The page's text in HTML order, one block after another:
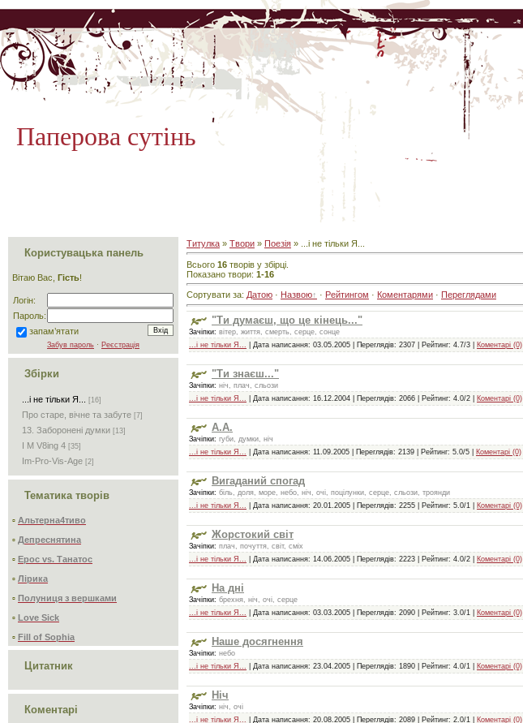
Паперова сутінь
Користувацька панель
Вітаю Вас, Гість!
Логін:
Пароль:
запам’ятати
Забув пароль · Реєстрація
Збірки
...і не тільки Я... [16]
Про старе, вічне та забуте [7]
13. Заборонені думки [13]
I M V8ing 4 [35]
Im-Pro-Vis-Age [2]
Тематика творів
▫ Альтерна4тивo
▫ Депреснятина
▫ Ерос vs. Танатос
▫ Лірика
▫ Полуниця з вершками
▫ Love Sick
▫ Fill of Sophia
Цитатник
Коментарі
Титулка » Твори » Поезія » ...і не тільки Я...
Всього 16 творів у збірці.
Показано твори: 1-16
Сортувати за: Датою · Назвою · Рейтингом · Коментарями · Переглядами
"Ти думаєш, що це кінець..."
Зачіпки: вітер, життя, смерть, серце, сонце
...і не тільки Я...
| Дата написання: 03.05.2005 | Переглядів: 2307 | Рейтинг: 4.7/3 | Коментарі (0)
"Ти знаєш..."
Зачіпки: ніч, плач, сльози
...і не тільки Я...
| Дата написання: 16.12.2004 | Переглядів: 2066 | Рейтинг: 4.0/2 | Коментарі (0)
А.А.
Зачіпки: губи, думки, ніч
...і не тільки Я...
| Дата написання: 11.09.2005 | Переглядів: 2139 | Рейтинг: 5.0/5 | Коментарі (0)
Вигаданий спогад
Зачіпки: біль, доля, море, небо, ніч, очі, поцілунки, серце, сльози, троянди
...і не тільки Я...
| Дата написання: 20.01.2005 | Переглядів: 2255 | Рейтинг: 5.0/1 | Коментарі (0)
Жорстокий світ
Зачіпки: плач, почуття, світ, сміх
...і не тільки Я...
| Дата написання: 14.06.2005 | Переглядів: 2223 | Рейтинг: 4.0/2 | Коментарі (0)
На дні
Зачіпки: брехня, ніч, очі, серце
...і не тільки Я...
| Дата написання: 03.03.2005 | Переглядів: 2090 | Рейтинг: 3.0/1 | Коментарі (0)
Наше досягнення
Зачіпки: небо
...і не тільки Я...
| Дата написання: 23.04.2005 | Переглядів: 1890 | Рейтинг: 4.0/1 | Коментарі (0)
Ніч
Зачіпки: ніч, очі
...і не тільки Я...
| Дата написання: 20.08.2005 | Переглядів: 2089 | Рейтинг: 2.0/1 | Коментарі (0)